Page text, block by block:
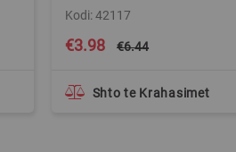
Special
Price
€3.98 €6.44
Kodi: 42117
Shto te Krahasimet